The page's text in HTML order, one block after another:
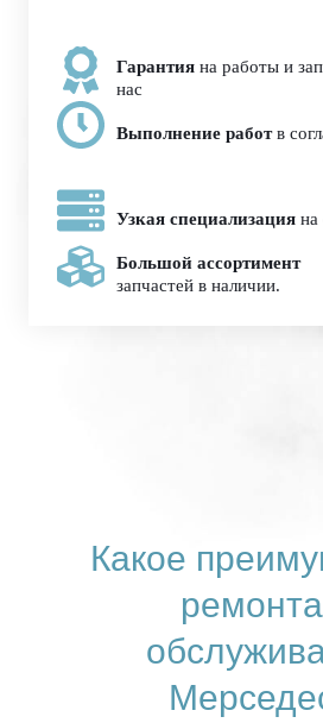
Гарантия на работы и
нас
Выполнение работв
Узкая специализация на
Большой ассортимент
запчастей в наличии.
Какое